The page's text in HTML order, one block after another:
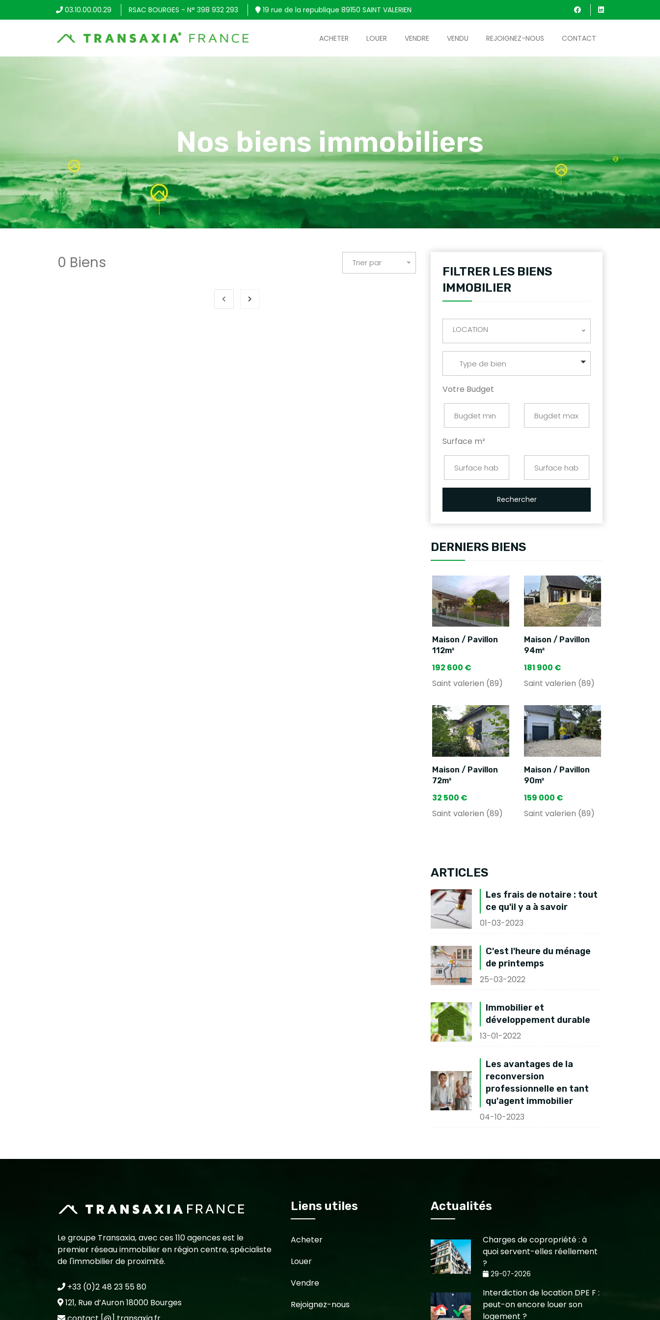
03.10.00.00.29 RSAC BOURGES - N° 398 932 293 19 rue de la republique 89150 SAINT VALERIEN
ACHETER LOUER VENDRE VENDU REJOIGNEZ-NOUS CONTACT
Nos biens immobiliers
0 Biens Trier par
FILTRER LES BIENS
IMMOBILIER
LOCATION
Type de bien
Votre Budget
Surface m²
Rechercher
DERNIERS BIENS
Maison / Pavillon
112m²
192 600 €
Saint valerien (89)
Maison / Pavillon
94m²
181 900 €
Saint valerien (89)
Maison / Pavillon
72m²
32 500 €
Saint valerien (89)
Maison / Pavillon
90m²
159 000 €
Saint valerien (89)
ARTICLES
Les frais de notaire : tout
ce qu'il y a à savoir
01-03-2023
C'est l'heure du ménage
de printemps
25-03-2022
Immobilier et
développement durable
13-01-2022
Les avantages de la
reconversion
professionnelle en tant
qu'agent immobilier
04-10-2023
Le groupe Transaxia, avec ces 110 agences est le
premier réseau immobilier en région centre, spécialiste
de l'immobilier de proximité.
+33 (0)2 48 23 55 80
121, Rue d’Auron 18000 Bourges
Liens utiles
Acheter
Louer
Vendre
Rejoignez-nous
Actualités
Charges de copropriété : à
quoi servent-elles réellement
?
29-07-2026
Interdiction de location DPE F :
peut-on encore louer son
logement ?